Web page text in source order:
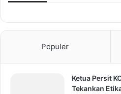
Populer
Ketua Persit
Tekankan